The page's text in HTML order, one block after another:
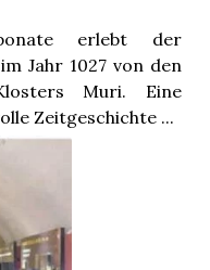
erlebt der
Jahr 1027 von den
Muri. Eine
Zeitgeschichte ...